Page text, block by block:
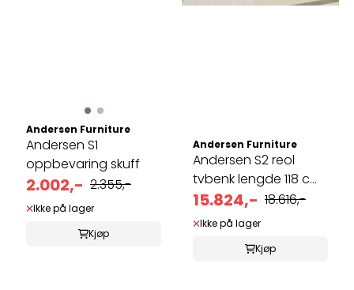
Andersen Furniture
Andersen S1
oppbevaring skuff
2.002,- 2.355,-
Ikke på lager
Kjøp
Andersen Furniture
Andersen S2 reol
tvbenk lengde 118 cm
- dybde ...
15.824,- 18.616,-
Ikke på lager
Kjøp